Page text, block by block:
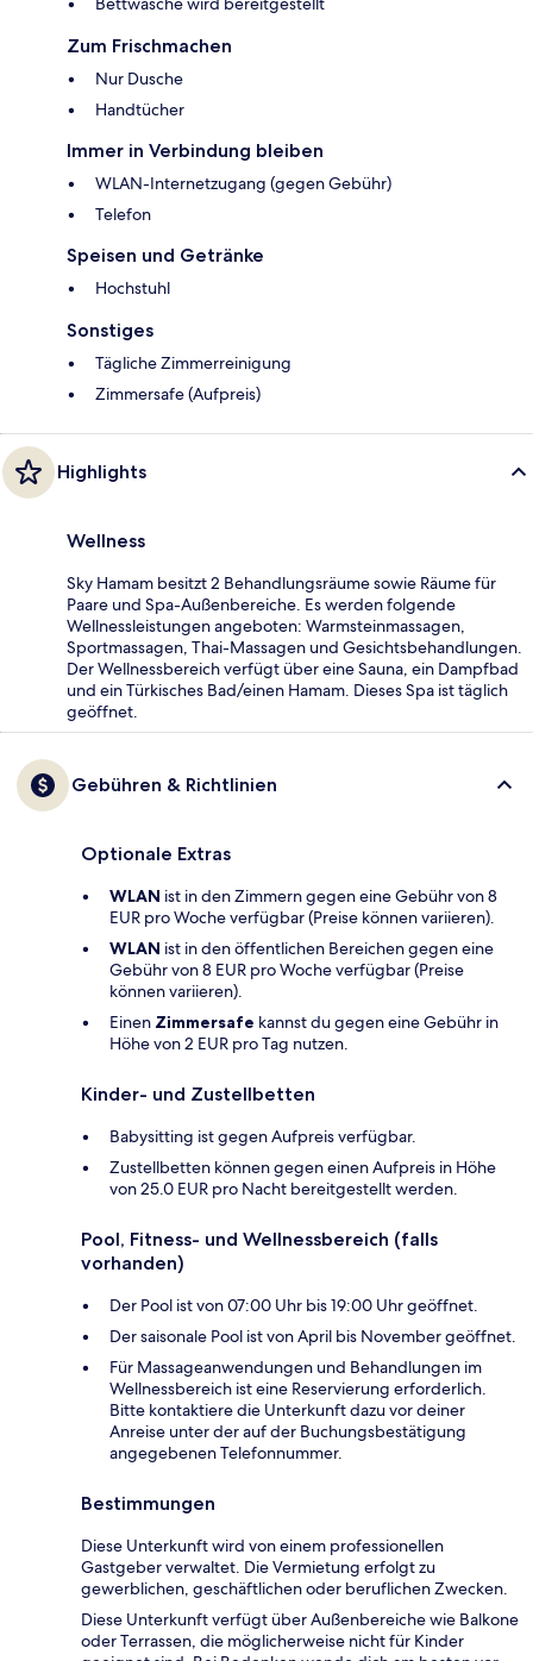
Zum Frischmachen
Nur Dusche
Handtücher
Immer in Verbindung bleiben
WLAN-Internetzugang (gegen Gebühr)
Telefon
Speisen und Getränke
Hochstuhl
Sonstiges
Tägliche Zimmerreinigung
Zimmersafe (Aufpreis)
Highlights
Wellness
Sky Hamam besitzt 2 Behandlungsräume sowie Räume für
Paare und Spa-Außenbereiche. Es werden folgende
Wellnessleistungen angeboten: Warmsteinmassagen,
Sportmassagen, Thai-Massagen und Gesichtsbehandlungen.
Der Wellnessbereich verfügt über eine Sauna, ein Dampfbad
und ein Türkisches Bad/einen Hamam. Dieses Spa ist täglich
geöffnet.
Gebühren & Richtlinien
Optionale Extras
WLAN ist in den Zimmern gegen eine Gebühr von 8
EUR pro Woche verfügbar (Preise können variieren).
WLAN ist in den öffentlichen Bereichen gegen eine
Gebühr von 8 EUR pro Woche verfügbar (Preise
können variieren).
Einen Zimmersafe kannst du gegen eine Gebühr in
Höhe von 2 EUR pro Tag nutzen.
Kinder- und Zustellbetten
Babysitting ist gegen Aufpreis verfügbar.
Zustellbetten können gegen einen Aufpreis in Höhe
von 25.0 EUR pro Nacht bereitgestellt werden.
Pool, Fitness- und Wellnessbereich (falls
vorhanden)
Der Pool ist von 07:00 Uhr bis 19:00 Uhr geöffnet.
Der saisonale Pool ist von April bis November geöffnet.
Für Massageanwendungen und Behandlungen im
Wellnessbereich ist eine Reservierung erforderlich.
Bitte kontaktiere die Unterkunft dazu vor deiner
Anreise unter der auf der Buchungsbestätigung
angegebenen Telefonnummer.
Bestimmungen
Diese Unterkunft wird von einem professionellen
Gastgeber verwaltet. Die Vermietung erfolgt zu
gewerblichen, geschäftlichen oder beruflichen Zwecken.
Diese Unterkunft verfügt über Außenbereiche wie Balkone
oder Terrassen, die möglicherweise nicht für Kinder